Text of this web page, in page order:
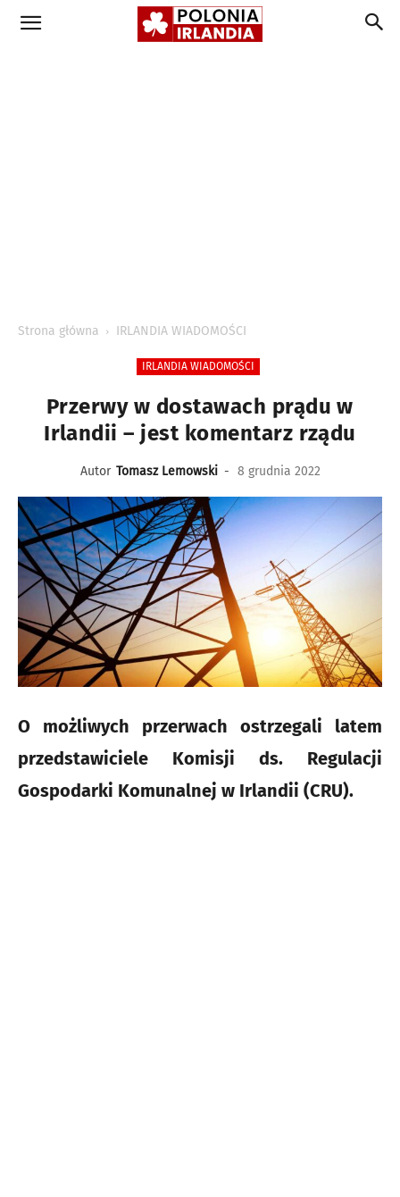
Strona główna IRLANDIA WIADOMOŚCI
IRLANDIA WIADOMOŚCI
Przerwy w dostawach prądu w
Irlandii – jest komentarz rządu
Autor Tomasz Lemowski - 8 grudnia 2022
O możliwych przerwach ostrzegali latem
przedstawiciele Komisji ds. Regulacji
Gospodarki Komunalnej w Irlandii (CRU).